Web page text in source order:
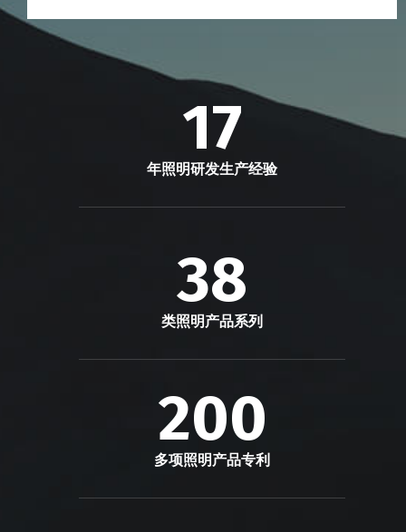
17
年照明研发生产经验
38
类照明产品系列
200
多项照明产品专利